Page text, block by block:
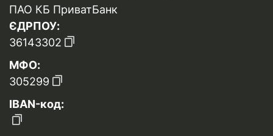
ПАО КБ ПриватБанк
ЄДРПОУ:
36143302
МФО:
305299
IBAN-код: